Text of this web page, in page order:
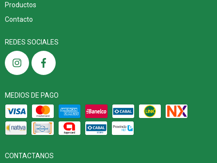
Productos
Contacto
REDES SOCIALES
MEDIOS DE PAGO
CONTACTANOS